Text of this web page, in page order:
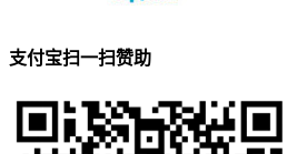
支付宝扫一扫赞助